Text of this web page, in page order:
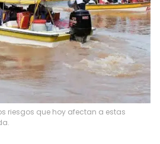
riesgos que hoy afectan a estas